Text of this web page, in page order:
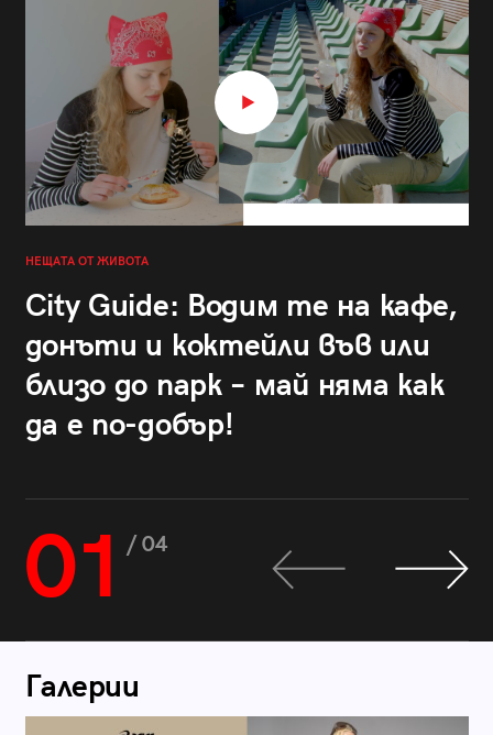
НЕЩАТА ОТ ЖИВОТА
City Guide: Водим те на кафе,
донъти и коктейли във или
близо до парк – май няма как
да е по-добър!
01 / 04
Галерии